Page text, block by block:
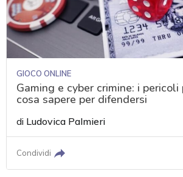
GIOCO ONLINE
Gaming e cyber crimine: i
cosa sapere per difendersi
di Ludovica Palmieri
Condividi